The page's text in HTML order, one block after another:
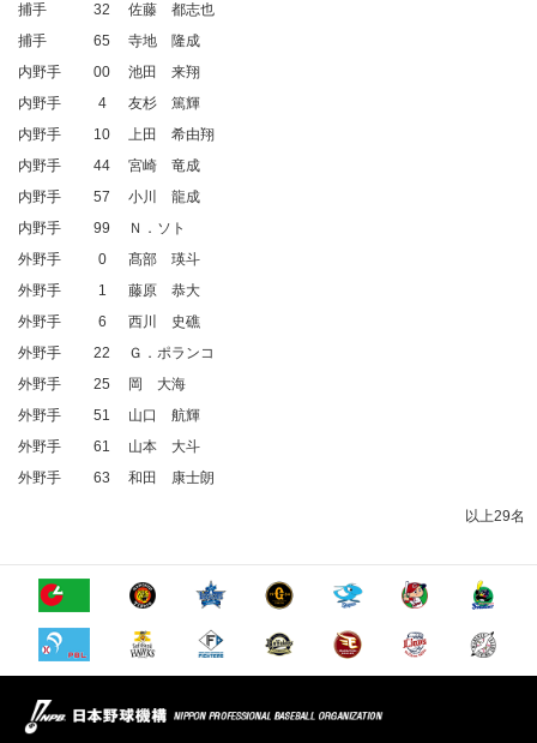
捕手
32
佐藤 都志也
捕手
65
寺地 隆成
内野手
00
池田 来翔
内野手
4
友杉 篤輝
内野手
10
上田 希由翔
内野手
44
宮崎 竜成
内野手
57
小川 龍成
内野手
99
Ｎ．ソト
外野手
0
髙部 瑛斗
外野手
1
藤原 恭大
外野手
6
西川 史礁
外野手
22
Ｇ．ポランコ
外野手
25
岡 大海
外野手
51
山口 航輝
外野手
61
山本 大斗
外野手
63 和田 康士朗
以上29名